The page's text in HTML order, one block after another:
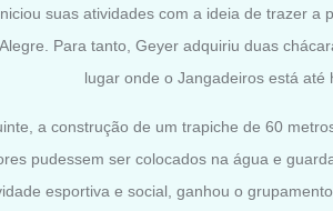
suas atividades com a ideia de trazer a
Para tanto, Geyer adquiriu duas
lugar onde o Jangadeiros está até
a construção de um trapiche de 60
pudessem ser colocados na água e
esportiva e social, ganhou o